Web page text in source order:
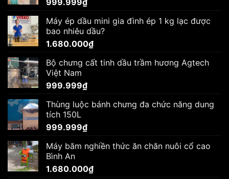
999.999₫
Máy ép dầu mini gia đình ép 1 kg lạc được
bao nhiêu dầu?
1.680.000₫
Bộ chưng cất tinh dầu trầm hương Agtech
Việt Nam
999.999₫
Thùng luộc bánh chưng đa chức năng dung
tích 150L
999.999₫
Máy băm nghiền thức ăn chăn nuôi cổ cao
Bình An
1.680.000₫